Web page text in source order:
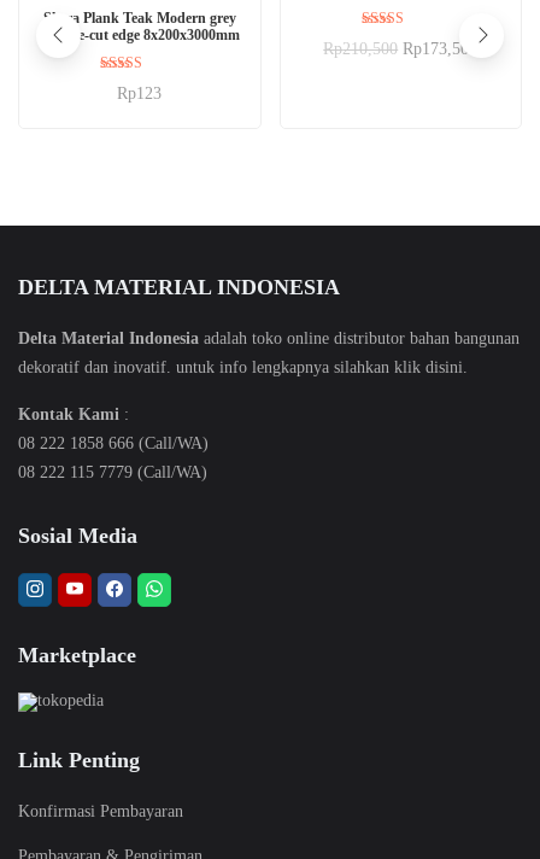
Shera Plank Teak Modern grey
Square-cut edge 8x200x3000mm
Dinilai
5.00
Rp123
Dinilai
5.00
Rp210,500 Rp173,500
DELTA MATERIAL INDONESIA
Delta Material Indonesia adalah toko online distributor bahan bangunan
dekoratif dan inovatif. untuk info lengkapnya silahkan klik disini
Kontak Kami :
08 222 1858 666 (Call/WA)
08 222 115 7779 (Call/WA)
Sosial Media
Marketplace
Link Penting
Konfirmasi Pembayaran